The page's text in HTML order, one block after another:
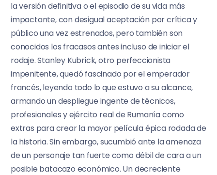
la versión definitiva o el episodio de su vida más
impactante, con desigual aceptación por crítica y
público una vez estrenados, pero también son
conocidos los fracasos antes incluso de iniciar el
rodaje. Stanley Kubrick, otro perfeccionista
impenitente, quedó fascinado por el emperador
francés, leyendo todo lo que estuvo a su alcance,
armando un despliegue ingente de técnicos,
profesionales y ejército real de Rumanía como
extras para crear la mayor película épica rodada de
la historia. Sin embargo, sucumbió ante la amenaza
de un personaje tan fuerte como débil de cara a un
posible batacazo económico. Un decreciente